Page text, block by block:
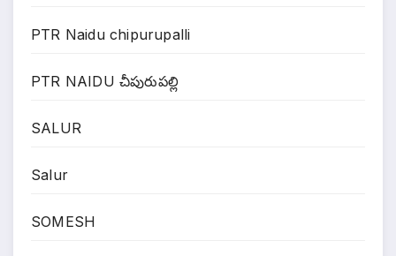
PTR Naidu chipurupalli
PTR NAIDU చీపురుపల్లి
SALUR
Salur
SOMESH